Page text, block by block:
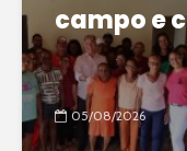
campo e
05/08/2026